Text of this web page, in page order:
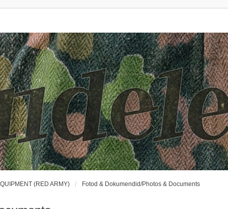
(RED ARMY) Fotod & Dokumendid/Photos & Documents